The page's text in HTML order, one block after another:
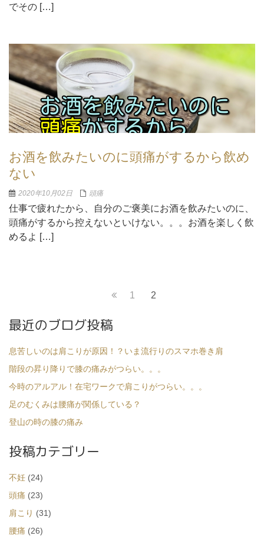
でその […]
お酒を飲みたいのに頭痛がするから飲め
ない
2020年10月02日 頭痛
仕事で疲れたから、自分のご褒美にお酒を飲みたいのに、
頭痛がするから控えないといけない。。。お酒を楽しく飲
めるよ […]
稿
ビ
ゲ
ー
シ
page
Page
1 Page
2
最近のブログ投稿
息苦しいのは肩こりが原因！？いま流行りのスマホ巻き肩
階段の昇り降りで膝の痛みがつらい。。。
今時のアルアル！在宅ワークで肩こりがつらい。。。
足のむくみは腰痛が関係している？
登山の時の膝の痛み
投稿カテゴリー
不妊 (24)
頭痛 (23)
肩こり (31)
腰痛 (26)